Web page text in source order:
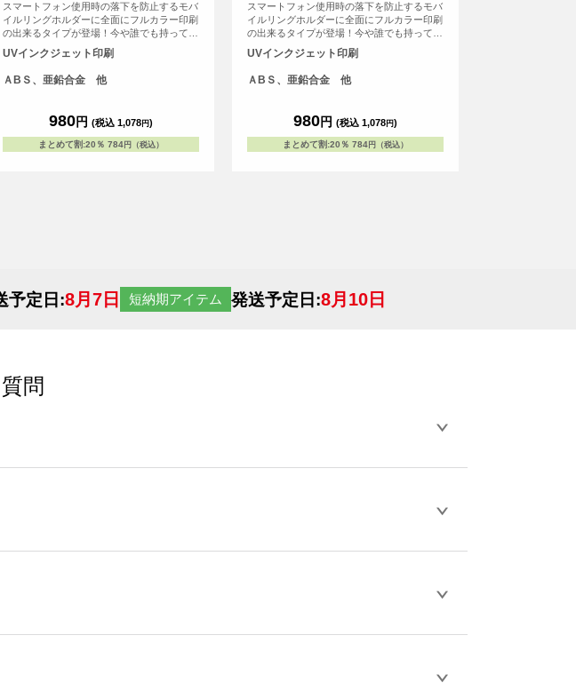
スマートフォン使用時の落下を防止するモバ
イルリングホルダーに全面にフルカラー印刷
の出来るタイプが登場！今や誰でも持ってい
るスマホの外側に付けるリングホルダーは、
ファッションアイテムとしての役割も果たし
ており、オリジナルグッズとして市場の売上
も伸びています。<br> ※落下防止を保証す
UVインクジェット印刷
ＡBＳ、亜鉛合金 他
980円 (税込 1,078 円)
まとめて割:20％ 784 円（税込）
スマートフォン使用時の落下を防止するモバ
イルリングホルダーに全面にフルカラー印刷
の出来るタイプが登場！今や誰でも持ってい
るスマホの外側に付けるリングホルダーは、
ファッションアイテムとしての役割も果たし
ており、オリジナルグッズとして市場の売上
も伸びています。<br> ※落下防止を保証す
UVインクジェット印刷
ＡBＳ、亜鉛合金 他
980円 (税込 1,078 円)
まとめて割:20％ 784 円（税込）
予定日:8月7日 短納期アイテム 発送予定日:8月10日
問
当する
りも低価格で製作することが可能です。
ード可能です。使用できない画像はエラーになります。（※
インツールからアップロードして下さい）